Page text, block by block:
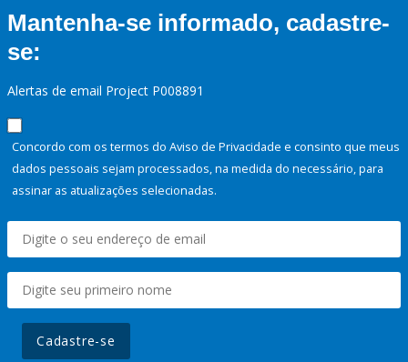
Mantenha-se informado, cadastre-
se:
Alertas de email Project P008891
Concordo com os termos do Aviso de Privacidade e consinto que meus
dados pessoais sejam processados, na medida do necessário, para
assinar as atualizações selecionadas.
Cadastre-se